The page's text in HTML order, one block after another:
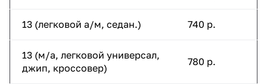
13 (легковой а/м, седан.) 740 р.
13 (м/а, легковой универсал,
джип, кроссовер)
780 р.